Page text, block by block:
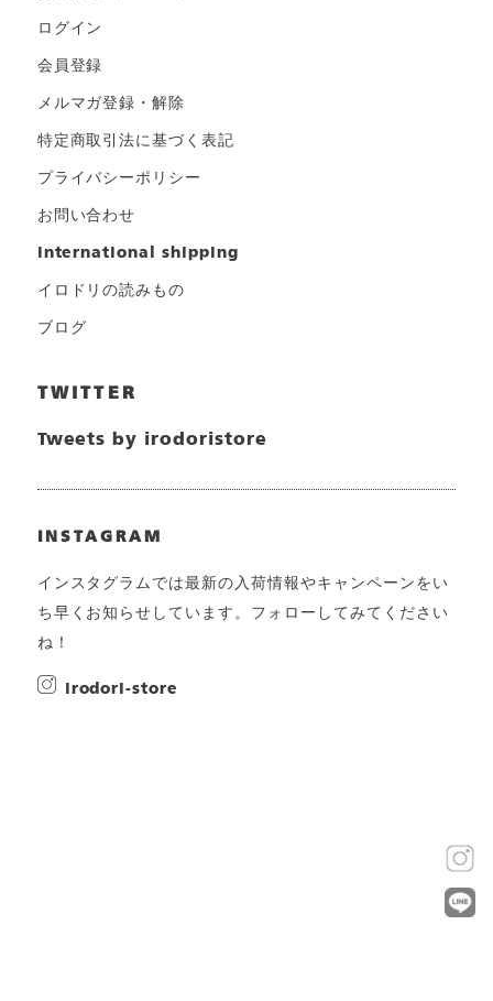
ログイン
会員登録
メルマガ登録・解除
特定商取引法に基づく表記
プライバシーポリシー
お問い合わせ
international shipping
イロドリの読みもの
ブログ
TWITTER
Tweets by irodoristore
INSTAGRAM
インスタグラムでは最新の入荷情報やキャンペーンをい
ち早くお知らせしています。フォローしてみてください
ね！
irodori-store